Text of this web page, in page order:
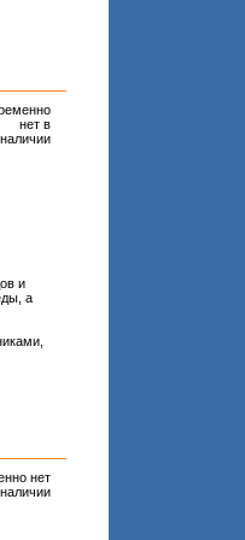
нет в
наличии
и
а
нет